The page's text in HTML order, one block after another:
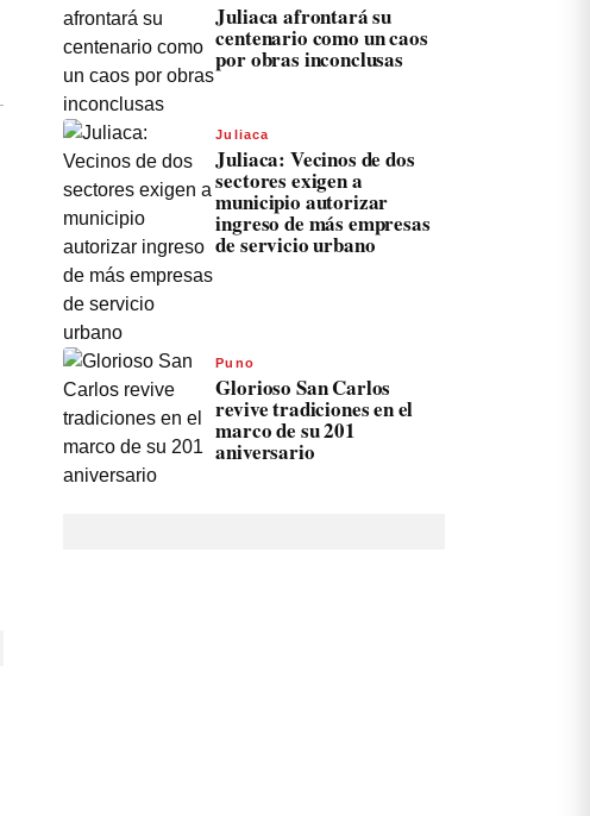
Juliaca afrontará su
centenario como un caos
por obras inconclusas
Juliaca
Juliaca: Vecinos de dos
sectores exigen a
municipio autorizar
ingreso de más empresas
de servicio urbano
Puno
Glorioso San Carlos
revive tradiciones en el
marco de su 201
aniversario